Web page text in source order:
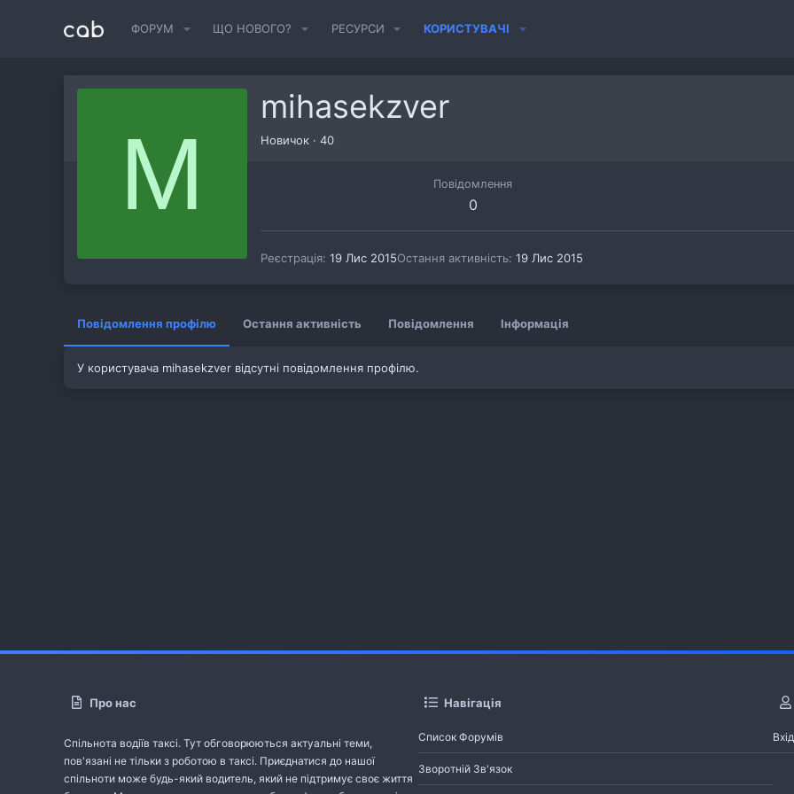
ФОРУМ ЩО НОВОГО? РЕСУРСИ КОРИСТУВАЧІ
M
mihasekzver
Новичок · 40
Повідомлення
0
Реєстрація 19 Лис 2015Остання активність 19 Лис 2015
Повідомлення профілю Остання активність Повідомлення Інформація
У користувача mihasekzver відсутні повідомлення профілю.
Про нас
Спільнота водіїв таксі. Тут обговорюються актуальні теми,
пов'язані не тільки з роботою в таксі. Приєднатися до нашої
спільноти може будь-який водитель, який не підтримує своє життя
Навігація
Список Форумів
Зворотній Зв'язок
Вхід